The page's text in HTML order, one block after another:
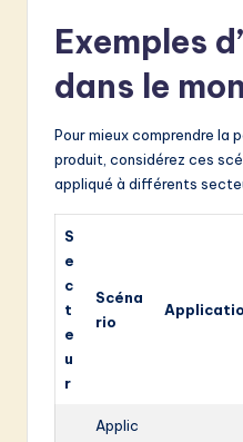
Exemples
dans le
Pour mieux comprendre la
produit, considérez ces
appliqué à différents
S
e
c
t
e
u
r
Scéna
rio
Applic